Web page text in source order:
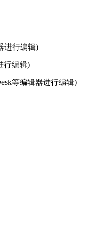
进行编辑)
行编辑)
等编辑器进行编辑)